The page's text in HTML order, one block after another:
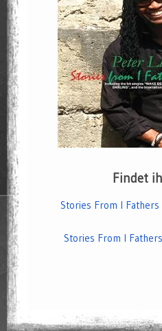
Findet
Stories From I Fathers
Stories From I